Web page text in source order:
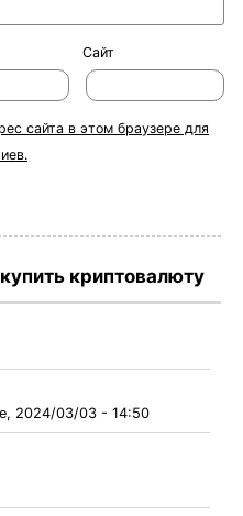
Сайт
сайта в этом браузере для
криптовалюту
2024/03/03 - 14:50